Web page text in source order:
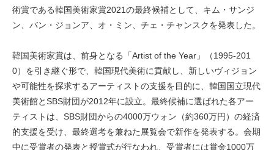
術賞である韓国美術家賞2021の最終候補として、キム・サンジ
ン、バン・ジョンア、オ・ミン、チェ・チャンスクを発表した。
韓国美術家賞は、前身となる「Artist of the Year」（1995-201
0）を引き継ぐ形で、韓国現代美術に貢献し、新しいヴィジョン
や可能性を探求するアーティストの支援を目的に、韓国国立現代
美術館とSBS財団が2012年に設立。最終候補に選ばれた各アー
ティストは、SBS財団からの4000万ウォン（約360万円）の経済
的支援を受け、最終選考を兼ねた展覧会で新作を発表する。会期
中に受賞者の発表と授賞式が行なわれ、受賞者には賞金1000万